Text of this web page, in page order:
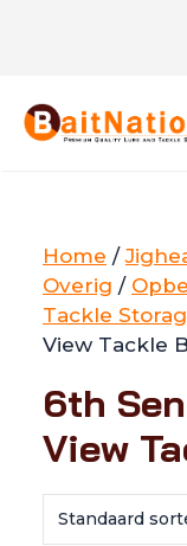
inhoud
Home /
Overig /
Tackle
View Tackle
6th
View